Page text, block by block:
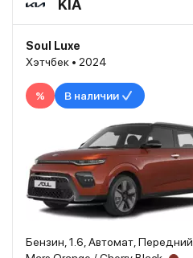
KIA
Soul Luxe
Хэтчбек • 2024
% В наличии
Бензин, 1.6, Автомат, Передний,